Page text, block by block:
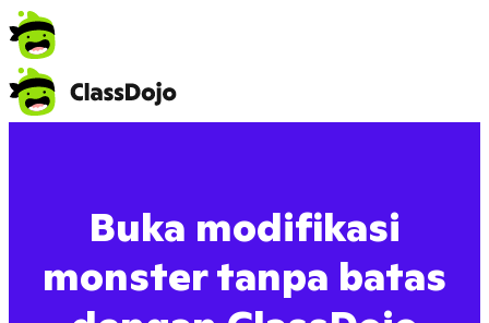
Buka modifikasi
monster tanpa batas